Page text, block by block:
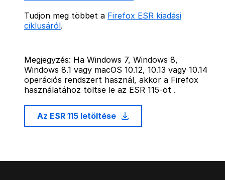
Tudjon meg többet a Firefox ESR kiadási
ciklusáról.
Megjegyzés: Ha Windows 7, Windows 8,
Windows 8.1 vagy macOS 10.12, 10.13 vagy 10.14
operációs rendszert használ, akkor a Firefox
használatához töltse le az ESR 115-öt .
Az ESR 115 letöltése